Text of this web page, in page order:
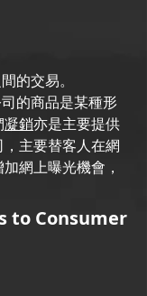
的交易。
的商品是某種形
凝銷亦是主要提供
主要替客人在網
網上曝光機會，
to Consumer